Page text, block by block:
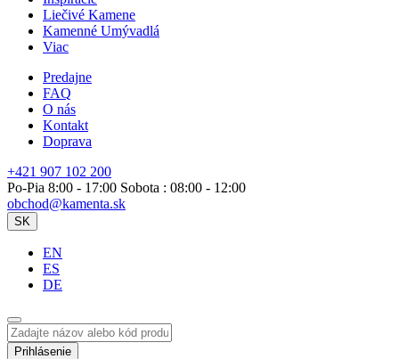
Liečivé Kamene
Kamenné Umývadlá
Viac
Predajne
FAQ
O nás
Kontakt
Doprava
+421 907 102 200
Po-Pia 8:00 - 17:00 Sobota : 08:00 - 12:00
obchod@kamenta.sk
SK
EN
ES
DE
Prihlásenie